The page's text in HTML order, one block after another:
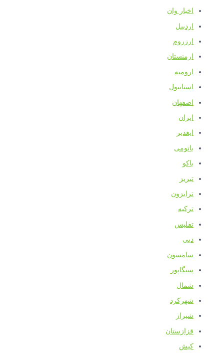
اخبار وان
اردبیل
ارزروم
ارمنستان
ارومیه
استانبول
اصفهان
ایران
ایغدیر
باتومی
باکو
تبریز
ترابزون
ترکیه
تفلیس
دبی
سامسون
سنگاپور
شمال
شهرکرد
شیراز
قزازستان
کیش